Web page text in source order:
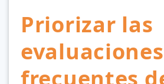
Priorizar las
evaluaciones
frecuentes